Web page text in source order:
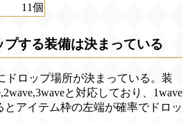
11個
プする装備は決まっている
ドロップ場所が決まっている。装
と対応しており、1wave
とアイテム枠の左端が確率でドロッ